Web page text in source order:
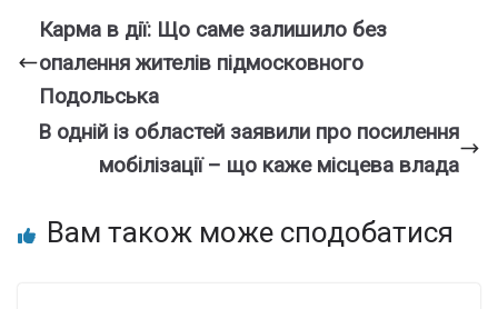
Карма в дії: Що саме залишило без
опалення жителів підмосковного
Подольська
В одній із областей заявили про посилення
мобілізації – що каже місцева влада
Вам також може сподобатися